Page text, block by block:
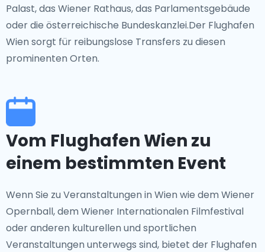
Palast, das Wiener Rathaus, das Parlamentsgebäude
oder die österreichische Bundeskanzlei.Der Flughafen
Wien sorgt für reibungslose Transfers zu diesen
prominenten Orten.
Vom Flughafen Wien zu
einem bestimmten Event
Wenn Sie zu Veranstaltungen in Wien wie dem Wiener
Opernball, dem Wiener Internationalen Filmfestival
oder anderen kulturellen und sportlichen
Veranstaltungen unterwegs sind, bietet der Flughafen